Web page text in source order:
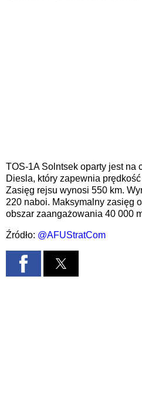
TOS-1A Solntsek oparty jest na
Diesla, który zapewnia
Zasięg rejsu wynosi 550 km.
220 naboi. Maksymalny zasięg
obszar zaangażowania 40 000
Źródło: @AFUStratCom